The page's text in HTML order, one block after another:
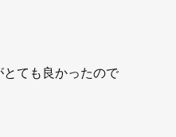
ても良かったので